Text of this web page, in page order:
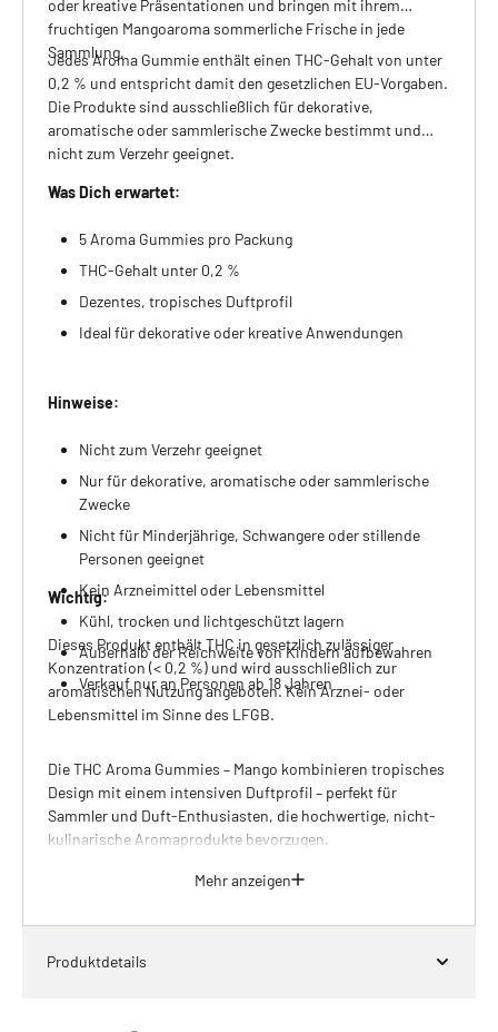
oder kreative Präsentationen und bringen mit ihrem
fruchtigen Mangoaroma sommerliche Frische in jede
Sammlung.
Jedes Aroma Gummie enthält einen THC-Gehalt von unter
0,2 % und entspricht damit den gesetzlichen EU-Vorgaben.
Die Produkte sind ausschließlich für dekorative,
aromatische oder sammlerische Zwecke bestimmt und
nicht zum Verzehr geeignet.
Was Dich erwartet:
5 Aroma Gummies pro Packung
THC-Gehalt unter 0,2 %
Dezentes, tropisches Duftprofil
Ideal für dekorative oder kreative Anwendungen
Hinweise:
Nicht zum Verzehr geeignet
Nur für dekorative, aromatische oder sammlerische
Zwecke
Nicht für Minderjährige, Schwangere oder stillende
Personen geeignet
Kein Arzneimittel oder Lebensmittel
Kühl, trocken und lichtgeschützt lagern
Außerhalb der Reichweite von Kindern aufbewahren
Verkauf nur an Personen ab 18 Jahren
Wichtig:
Dieses Produkt enthält THC in gesetzlich zulässiger
Konzentration (< 0,2 %) und wird ausschließlich zur
aromatischen Nutzung angeboten. Kein Arznei- oder
Lebensmittel im Sinne des LFGB.
Die THC Aroma Gummies – Mango kombinieren tropisches
Design mit einem intensiven Duftprofil – perfekt für
Sammler und Duft-Enthusiasten, die hochwertige, nicht-
kulinarische Aromaprodukte bevorzugen.
Mehr anzeigen
Produktdetails